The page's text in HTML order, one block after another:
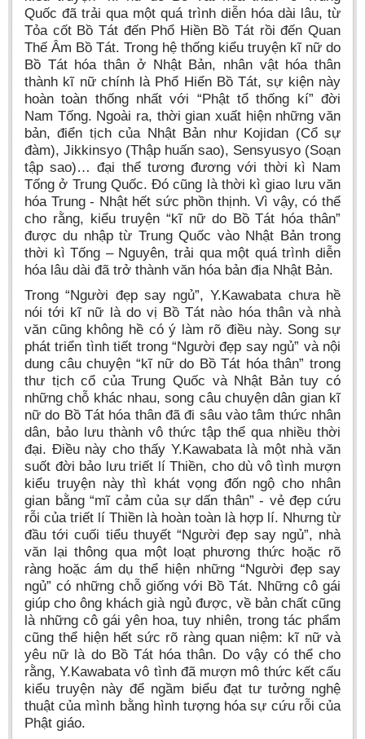
Quốc đã trải qua một quá trình diễn hóa dài lâu, từ
Tỏa cốt Bồ Tát đến Phổ Hiền Bồ Tát rồi đến Quan
Thế Âm Bồ Tát. Trong hệ thống kiểu truyện kĩ nữ do
Bồ Tát hóa thân ở Nhật Bản, nhân vật hóa thân
thành kĩ nữ chính là Phổ Hiển Bồ Tát, sự kiện này
hoàn toàn thống nhất với “Phật tổ thống kí” đời
Nam Tống. Ngoài ra, thời gian xuất hiện những văn
bản, điển tịch của Nhật Bản như Kojidan (Cổ sự
đàm), Jikkinsyo (Thập huấn sao), Sensyusyo (Soạn
tập sao)… đại thể tương đương với thời kì Nam
Tống ở Trung Quốc. Đó cũng là thời kì giao lưu văn
hóa Trung - Nhật hết sức phồn thịnh. Vì vậy, có thể
cho rằng, kiểu truyện “kĩ nữ do Bồ Tát hóa thân”
được du nhập từ Trung Quốc vào Nhật Bản trong
thời kì Tống – Nguyên, trải qua một quá trình diễn
hóa lâu dài đã trở thành văn hóa bản địa Nhật Bản.
Trong “Người đẹp say ngủ”, Y.Kawabata chưa hề
nói tới kĩ nữ là do vị Bồ Tát nào hóa thân và nhà
văn cũng không hề có ý làm rõ điều này. Song sự
phát triển tình tiết trong “Người đẹp say ngủ” và nội
dung câu chuyện “kĩ nữ do Bồ Tát hóa thân” trong
thư tịch cổ của Trung Quốc và Nhật Bản tuy có
những chỗ khác nhau, song câu chuyện dân gian kĩ
nữ do Bồ Tát hóa thân đã đi sâu vào tâm thức nhân
dân, bảo lưu thành vô thức tập thể qua nhiều thời
đại. Điều này cho thấy Y.Kawabata là một nhà văn
suốt đời bảo lưu triết lí Thiền, cho dù vô ‎tình mượn
kiểu truyện này thì khát vọng đốn ngộ cho nhân
gian bằng “mĩ cảm của sự dấn thân” - vẻ đẹp cứu
rỗi của triết lí Thiền là hoàn toàn là hợp lí. Nhưng từ
đầu tới cuối tiểu thuyết “Người đẹp say ngủ”, nhà
văn lại thông qua một loạt phương thức hoặc rõ
ràng hoặc ám dụ thể hiện những “Người đẹp say
ngủ” có những chỗ giống với Bồ Tát. Những cô gái
giúp cho ông khách già ngủ được, về bản chất cũng
là những cô gái yên hoa, tuy nhiên, trong tác phẩm
cũng thể hiện hết sức rõ ràng quan niệm: kĩ nữ và
yêu nữ là do Bồ Tát hóa thân. Do vậy có thể cho
rằng, Y.Kawabata vô tình đã mượn mô thức kết cấu
kiểu truyện này để ngầm biểu đạt tư tưởng nghệ
thuật của mình bằng hình tượng hóa sự cứu rỗi của
Phật giáo.